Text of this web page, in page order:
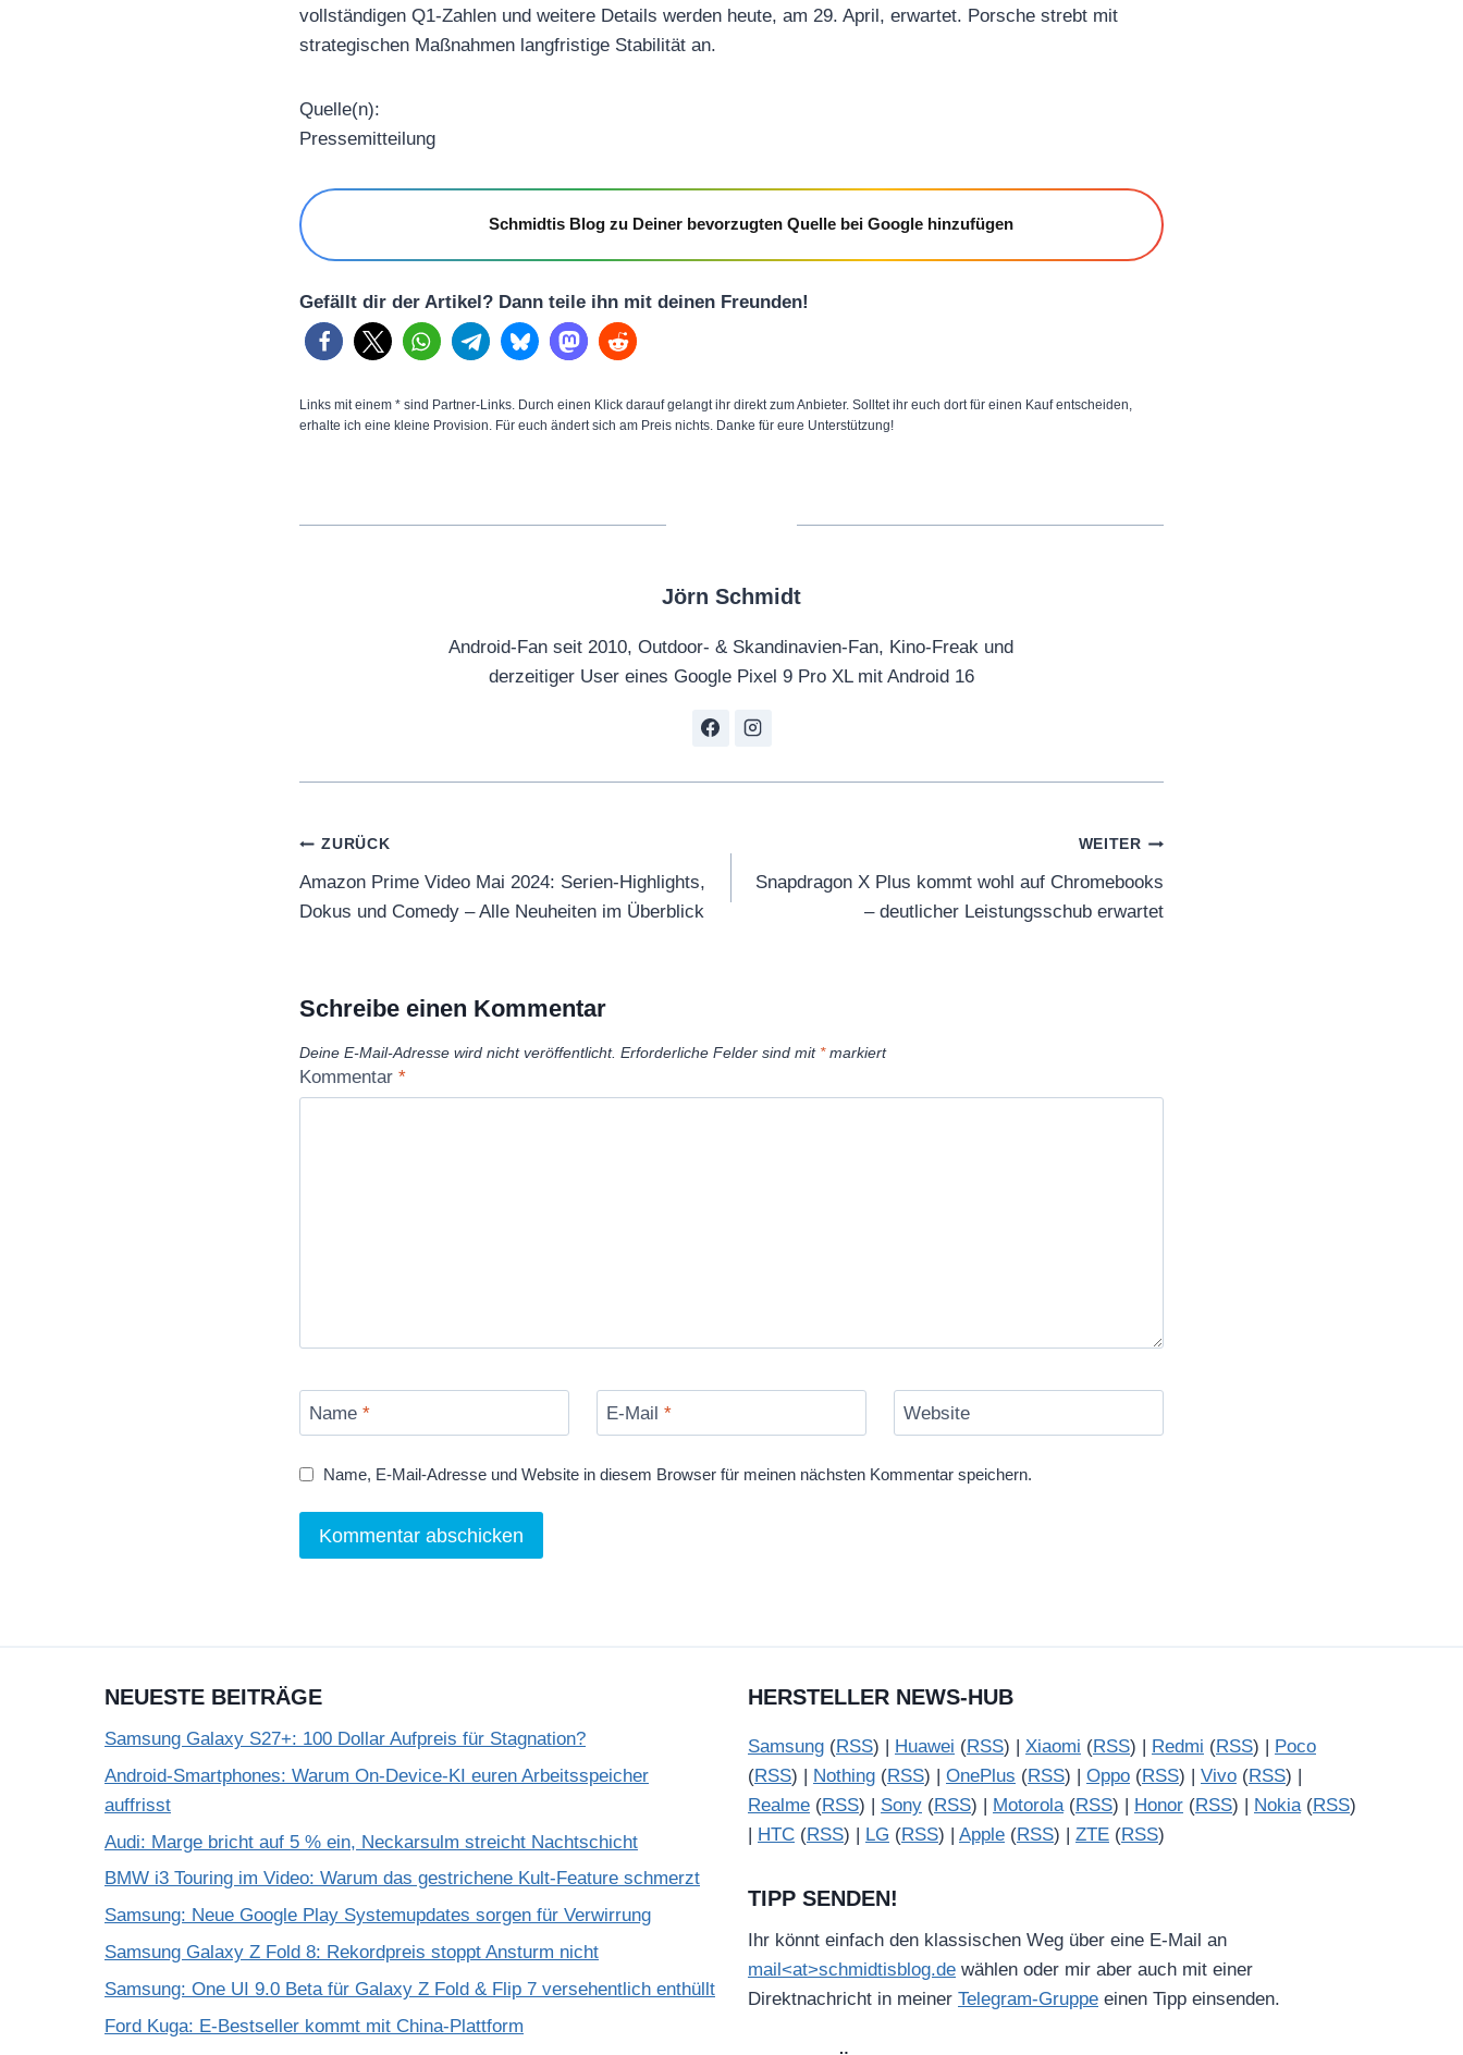
vollständigen Q1-Zahlen und weitere Details werden heute, am 29. April, erwartet. Porsche strebt mit
strategischen Maßnahmen langfristige Stabilität an.
Quelle(n):
Pressemitteilung
Schmidtis Blog zu Deiner bevorzugten Quelle bei Google hinzufügen
Gefällt dir der Artikel? Dann teile ihn mit deinen Freunden!
Links mit einem * sind Partner-Links. Durch einen Klick darauf gelangt ihr direkt zum Anbieter. Solltet ihr euch dort für einen Kauf entscheiden,
erhalte ich eine kleine Provision. Für euch ändert sich am Preis nichts. Danke für eure Unterstützung!
Jörn Schmidt
Android-Fan seit 2010, Outdoor- & Skandinavien-Fan, Kino-Freak und
derzeitiger User eines Google Pixel 9 Pro XL mit Android 16
Beitragsnavigation
ZURÜCK
Amazon Prime Video Mai 2024: Serien-Highlights,
Dokus und Comedy – Alle Neuheiten im Überblick
WEITER
Snapdragon X Plus kommt wohl auf Chromebooks
– deutlicher Leistungsschub erwartet
Schreibe einen Kommentar
Deine E-Mail-Adresse wird nicht veröffentlicht. Erforderliche Felder sind mit *markiert
Kommentar *
Name * E-Mail * Website
Name, E-Mail-Adresse und Website in diesem Browser für meinen nächsten Kommentar speichern.
NEUESTE BEITRÄGE
Samsung Galaxy S27+: 100 Dollar Aufpreis für Stagnation?
Android-Smartphones: Warum On-Device-KI euren Arbeitsspeicher
auffrisst
Audi: Marge bricht auf 5 % ein, Neckarsulm streicht Nachtschicht
BMW i3 Touring im Video: Warum das gestrichene Kult-Feature schmerzt
Samsung: Neue Google Play Systemupdates sorgen für Verwirrung
Samsung Galaxy Z Fold 8: Rekordpreis stoppt Ansturm nicht
Samsung: One UI 9.0 Beta für Galaxy Z Fold & Flip 7 versehentlich enthüllt
Ford Kuga: E-Bestseller kommt mit China-Plattform
HERSTELLER NEWS-HUB
Samsung (RSS) | Huawei (RSS) | Xiaomi (RSS) | Redmi (RSS) | Poco
(RSS) | Nothing (RSS) | OnePlus (RSS) | Oppo (RSS) | Vivo (RSS) |
Realme (RSS) | Sony (RSS) | Motorola(RSS) | Honor (RSS) | Nokia(RSS)
| HTC (RSS) | LG (RSS) | Apple (RSS) | ZTE (RSS)
TIPP SENDEN!
Ihr könnt einfach den klassischen Weg über eine E-Mail an
mail<at>schmidtisblog.de wählen oder mir aber auch mit einer
Direktnachricht in meiner Telegram-Gruppe einen Tipp einsenden.